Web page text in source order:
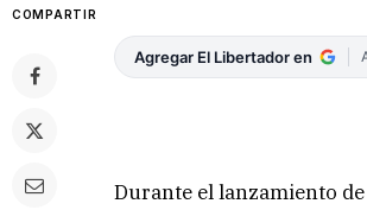
COMPARTIR
Agregar El Libertador en
Durante el lanzamiento